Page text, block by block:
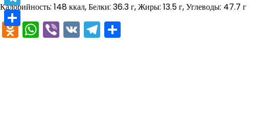
Калорийность: 148 ккал, Белки: 36.3 г, Жиры: 13.5 г, Углеводы: 47.7 г
Odnoklassniki
WhatsApp
Viber
VKTelegram
Telegram
Отправить